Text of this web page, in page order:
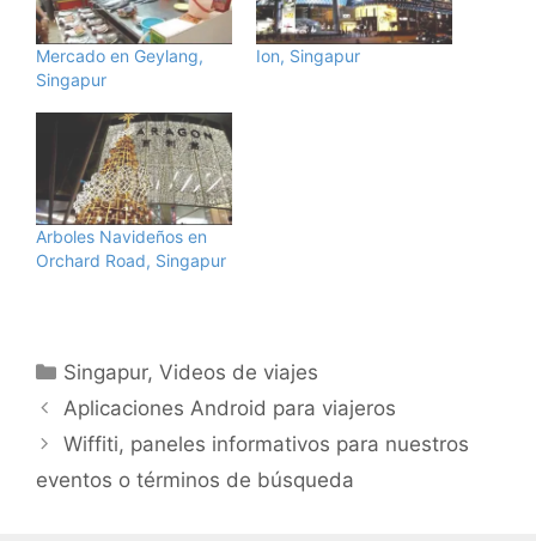
Mercado en Geylang,
Singapur
Ion, Singapur
Arboles Navideños en
Orchard Road, Singapur
Categorías
Singapur,Videos de viajes
Aplicaciones Android para viajeros
Wiffiti, paneles informativos para nuestros
eventos o términos de búsqueda